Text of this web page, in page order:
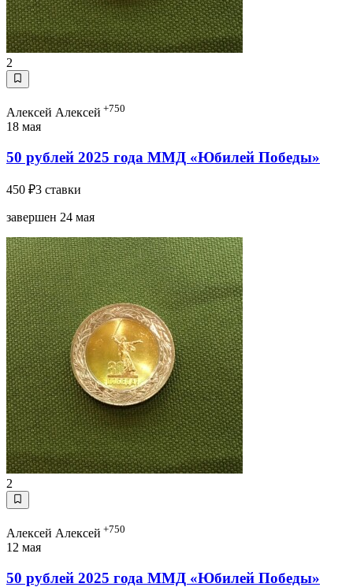
2
Алексей Алексей +750
18 мая
50 рублей 2025 года ММД «Юбилей Победы»
450 ₽3 ставки
завершен 24 мая
2
Алексей Алексей +750
12 мая
50 рублей 2025 года ММД «Юбилей Победы»